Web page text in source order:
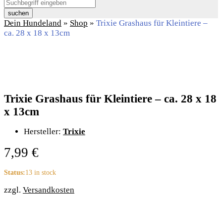
suchen
Dein Hundeland » Shop » Trixie Grashaus für Kleintiere –
ca. 28 x 18 x 13cm
Trixie Grashaus für Kleintiere – ca. 28 x 18
x 13cm
Hersteller: Trixie
7,99 €
Status:13 in stock
zzgl. Versandkosten